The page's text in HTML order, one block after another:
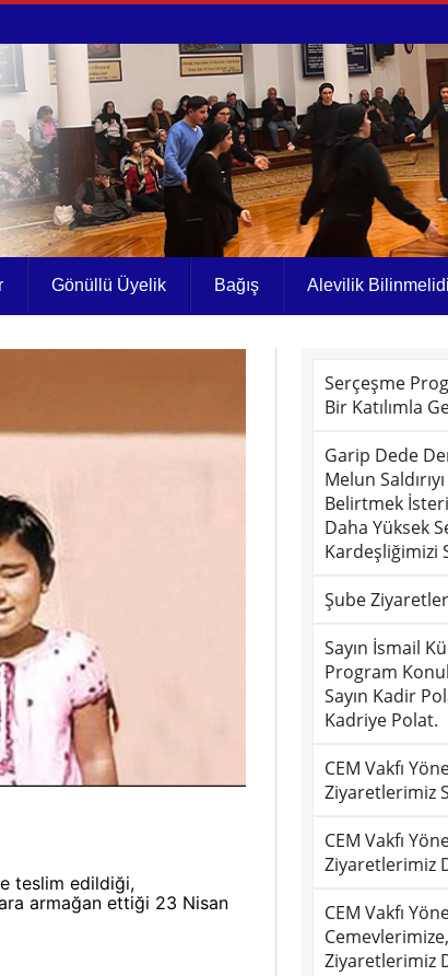
Gönüllü Üyelik Bağış Alevilik
teslim edildiği,
armağan ettiği 23 Nisan
Serçeşme
Bir Katılımla
Garip Dede
Melun
Belirtmek
Daha Yüksek
Kardeşliğimizi
Şube
Sayın İsmail
Program
Sayın Kadir
Kadriye Polat.
CEM Vakfı
Ziyaretlerimiz
CEM Vakfı
Ziyaretlerimiz
CEM Vakfı
Ziyaretlerimiz